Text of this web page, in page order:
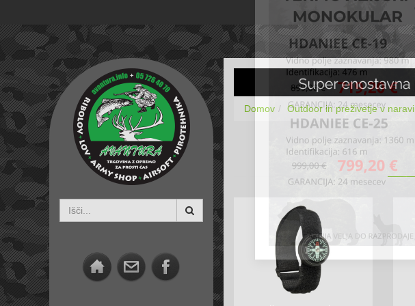
Domov Outdoor in preživetje v naravi